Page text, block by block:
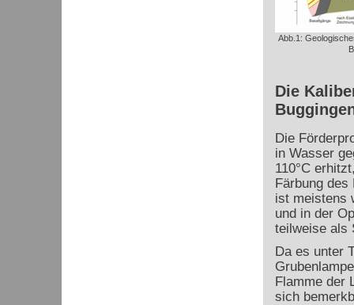
Abb.1:
Die
Die
in Wasser
110°C
Färbung
ist meistens
und in der
teilweise als
Da es unter
Flamme der
sich